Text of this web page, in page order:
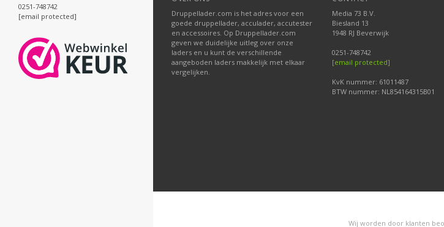
0251-748742
[email protected]
Druppellader.com is het adres voor een
goede druppellader, acculader, accutester
en accessoires. Op Druppellader.com
geven we duidelijke uitleg over onze
laders en u kunt de verschillende
aangeboden laders makkelijk met elkaar
vergelijken.
Media 73 B.V.
Biesland 13
1948 RJ Beverwijk
0251-748742
[email protected]
KvK nummer: 61011487
BTW nummer: NL854164315B01
Wij worden door klanten